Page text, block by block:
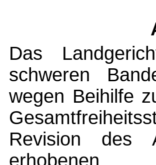
Das
schweren
wegen Beihilfe
Revision des
erhobenen